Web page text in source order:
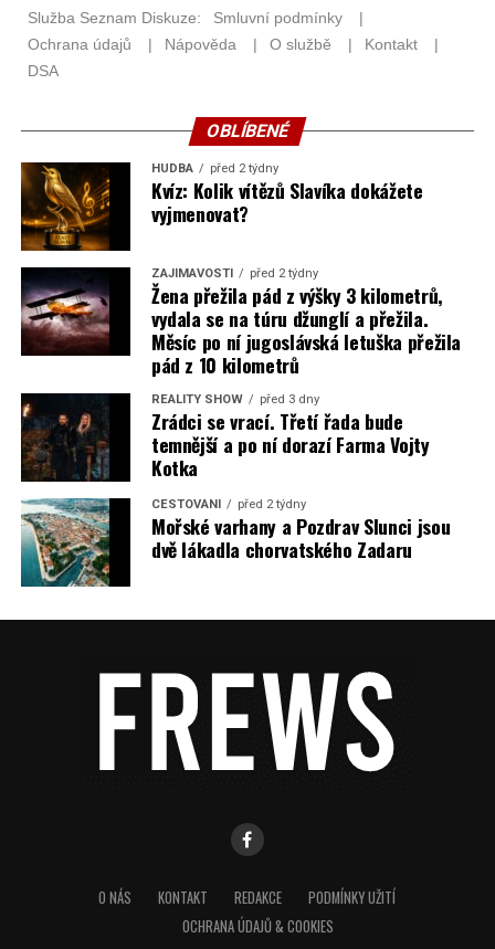
OBLÍBENÉ
HUDBA před 2 týdny
Kvíz: Kolik vítězů Slavíka dokážete
vyjmenovat?
ZAJÍMAVOSTI před 2 týdny
Žena přežila pád z výšky 3 kilometrů,
vydala se na túru džunglí a přežila.
Měsíc po ní jugoslávská letuška přežila
pád z 10 kilometrů
REALITY SHOW před 3 dny
Zrádci se vrací. Třetí řada bude
temnější a po ní dorazí Farma Vojty
Kotka
CESTOVÁNÍ před 2 týdny
Mořské varhany a Pozdrav Slunci jsou
dvě lákadla chorvatského Zadaru
O NÁS KONTAKT REDAKCE
PODMÍNKY UŽITÍ
OCHRANA ÚDAJŮ & COOKIES